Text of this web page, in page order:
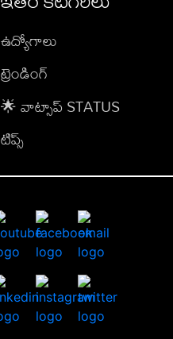
ఉద్యోగాలు
ట్రెండింగ్
🌟 వాట్సాప్ STATUS
టిప్స్